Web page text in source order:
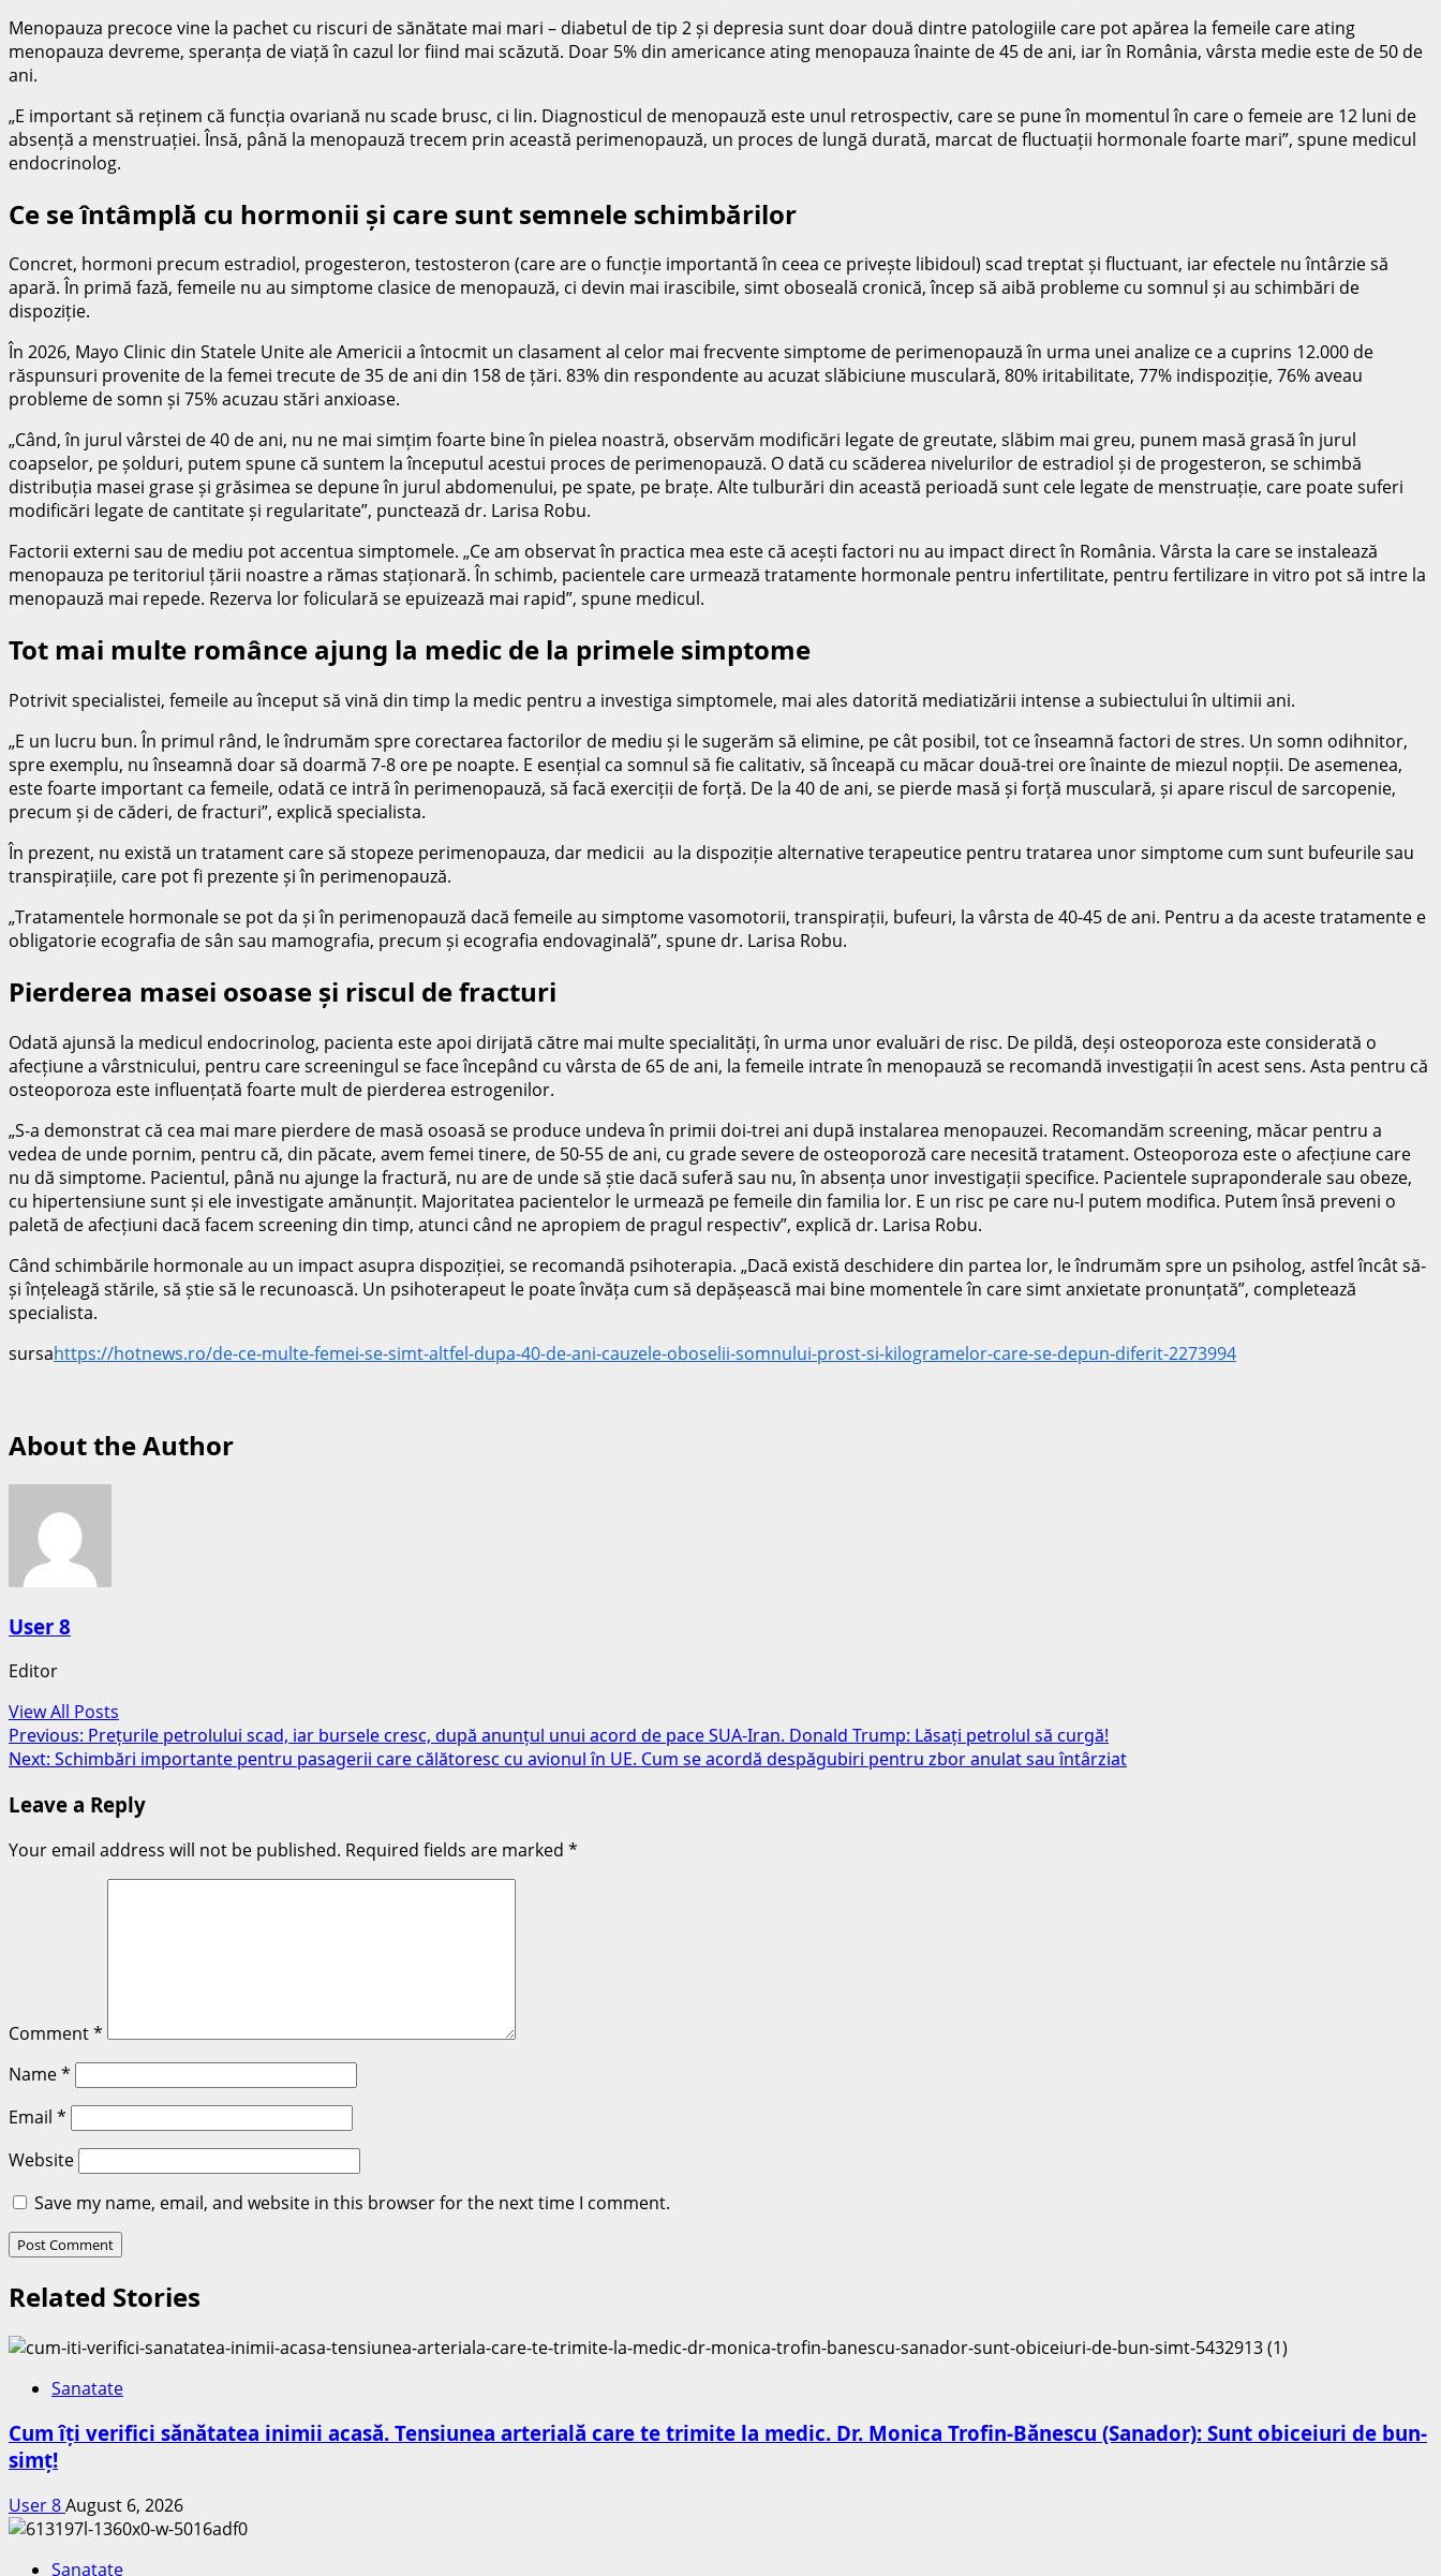
Menopauza precoce vine la pachet cu riscuri de sănătate mai mari – diabetul de tip 2 și depresia sunt doar două dintre patologiile care pot apărea la femeile care ating
menopauza devreme, speranța de viață în cazul lor fiind mai scăzută. Doar 5% din americance ating menopauza înainte de 45 de ani, iar în România, vârsta medie este de 50 de
ani.
„E important să reținem că funcția ovariană nu scade brusc, ci lin. Diagnosticul de menopauză este unul retrospectiv, care se pune în momentul în care o femeie are 12 luni de
absență a menstruației. Însă, până la menopauză trecem prin această perimenopauză, un proces de lungă durată, marcat de fluctuații hormonale foarte mari”, spune medicul
endocrinolog.
Ce se întâmplă cu hormonii și care sunt semnele schimbărilor
Concret, hormoni precum estradiol, progesteron, testosteron (care are o funcție importantă în ceea ce privește libidoul) scad treptat și fluctuant, iar efectele nu întârzie să
apară. În primă fază, femeile nu au simptome clasice de menopauză, ci devin mai irascibile, simt oboseală cronică, încep să aibă probleme cu somnul și au schimbări de
dispoziție.
În 2026, Mayo Clinic din Statele Unite ale Americii a întocmit un clasament al celor mai frecvente simptome de perimenopauză în urma unei analize ce a cuprins 12.000 de
răspunsuri provenite de la femei trecute de 35 de ani din 158 de țări. 83% din respondente au acuzat slăbiciune musculară, 80% iritabilitate, 77% indispoziție, 76% aveau
probleme de somn și 75% acuzau stări anxioase.
„Când, în jurul vârstei de 40 de ani, nu ne mai simțim foarte bine în pielea noastră, observăm modificări legate de greutate, slăbim mai greu, punem masă grasă în jurul
coapselor, pe șolduri, putem spune că suntem la începutul acestui proces de perimenopauză. O dată cu scăderea nivelurilor de estradiol și de progesteron, se schimbă
distribuția masei grase și grăsimea se depune în jurul abdomenului, pe spate, pe brațe. Alte tulburări din această perioadă sunt cele legate de menstruație, care poate suferi
modificări legate de cantitate și regularitate”, punctează dr. Larisa Robu.
Factorii externi sau de mediu pot accentua simptomele. „Ce am observat în practica mea este că acești factori nu au impact direct în România. Vârsta la care se instalează
menopauza pe teritoriul țării noastre a rămas staționară. În schimb, pacientele care urmează tratamente hormonale pentru infertilitate, pentru fertilizare in vitro pot să intre la
menopauză mai repede. Rezerva lor foliculară se epuizează mai rapid”, spune medicul.
Tot mai multe românce ajung la medic de la primele simptome
Potrivit specialistei, femeile au început să vină din timp la medic pentru a investiga simptomele, mai ales datorită mediatizării intense a subiectului în ultimii ani.
„E un lucru bun. În primul rând, le îndrumăm spre corectarea factorilor de mediu și le sugerăm să elimine, pe cât posibil, tot ce înseamnă factori de stres. Un somn odihnitor,
spre exemplu, nu înseamnă doar să doarmă 7-8 ore pe noapte. E esențial ca somnul să fie calitativ, să înceapă cu măcar două-trei ore înainte de miezul nopții. De asemenea,
este foarte important ca femeile, odată ce intră în perimenopauză, să facă exerciții de forță. De la 40 de ani, se pierde masă și forță musculară, și apare riscul de sarcopenie,
precum și de căderi, de fracturi”, explică specialista.
În prezent, nu există un tratament care să stopeze perimenopauza, dar medicii au la dispoziție alternative terapeutice pentru tratarea unor simptome cum sunt bufeurile sau
transpirațiile, care pot fi prezente și în perimenopauză.
„Tratamentele hormonale se pot da și în perimenopauză dacă femeile au simptome vasomotorii, transpirații, bufeuri, la vârsta de 40-45 de ani. Pentru a da aceste tratamente e
obligatorie ecografia de sân sau mamografia, precum și ecografia endovaginală”, spune dr. Larisa Robu.
Pierderea masei osoase și riscul de fracturi
Odată ajunsă la medicul endocrinolog, pacienta este apoi dirijată către mai multe specialități, în urma unor evaluări de risc. De pildă, deși osteoporoza este considerată o
afecțiune a vârstnicului, pentru care screeningul se face începând cu vârsta de 65 de ani, la femeile intrate în menopauză se recomandă investigații în acest sens. Asta pentru că
osteoporoza este influențată foarte mult de pierderea estrogenilor.
„S-a demonstrat că cea mai mare pierdere de masă osoasă se produce undeva în primii doi-trei ani după instalarea menopauzei. Recomandăm screening, măcar pentru a
vedea de unde pornim, pentru că, din păcate, avem femei tinere, de 50-55 de ani, cu grade severe de osteoporoză care necesită tratament. Osteoporoza este o afecțiune care
nu dă simptome. Pacientul, până nu ajunge la fractură, nu are de unde să știe dacă suferă sau nu, în absența unor investigații specifice. Pacientele supraponderale sau obeze,
cu hipertensiune sunt și ele investigate amănunțit. Majoritatea pacientelor le urmează pe femeile din familia lor. E un risc pe care nu-l putem modifica. Putem însă preveni o
paletă de afecțiuni dacă facem screening din timp, atunci când ne apropiem de pragul respectiv”, explică dr. Larisa Robu.
Când schimbările hormonale au un impact asupra dispoziției, se recomandă psihoterapia. „Dacă există deschidere din partea lor, le îndrumăm spre un psiholog, astfel încât să-
și înțeleagă stările, să știe să le recunoască. Un psihoterapeut le poate învăța cum să depășească mai bine momentele în care simt anxietate pronunțată”, completează
specialista.
sursahttps://hotnews.ro/de-ce-multe-femei-se-simt-altfel-dupa-40-de-ani-cauzele-oboselii-somnului-prost-si-kilogramelor-care-se-depun-diferit-2273994
About the Author
User 8
Editor
View All Posts
Post
navigation
Previous: Prețurile petrolului scad, iar bursele cresc, după anunțul unui acord de pace SUA-Iran. Donald Trump: Lăsați petrolul să curgă!
Next: Schimbări importante pentru pasagerii care călătoresc cu avionul în UE. Cum se acordă despăgubiri pentru zbor anulat sau întârziat
Leave a Reply
Your email address will not be published. Required fields are marked *
Comment*
Name*
Email *
Website
Save my name, email, and website in this browser for the next time I comment.
Related Stories
Sanatate
Cum îți verifici sănătatea inimii acasă. Tensiunea arterială care te trimite la medic. Dr. Monica Trofin-Bănescu (Sanador): Sunt obiceiuri de bun-
simț!
User 8August 6, 2026
Sanatate